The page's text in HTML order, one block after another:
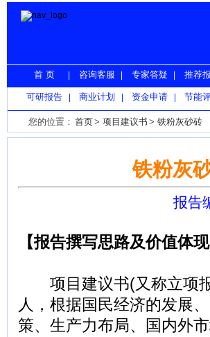
首 页 咨询客服 专家答疑 推荐
可研报告 商业计划 资金申请 节能
您的位置： 首页> 项目建议书 > 铁粉灰砂砖
铁粉灰
报告
【报告撰写思路及价值体现
项目建议书(又称立项报
人，根据国民经济的发展
策、生产力布局、国内外